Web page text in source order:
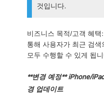
것입니다.
비즈니스 목적/고객 혜
통해 사용자가 최근 검
모두 수행할 수 있게 됩
**변경 예정** iPhone/
경 업데이트